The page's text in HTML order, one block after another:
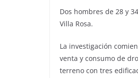
Dos hombres de 28 y
Villa Rosa.
La investigación
venta y consumo de
terreno con tres